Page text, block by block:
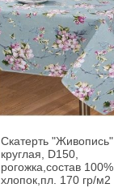
Скатерть "Живопись"
круглая, D150,
рогожка,состав 100%
хлопок,пл. 170 гр/м2